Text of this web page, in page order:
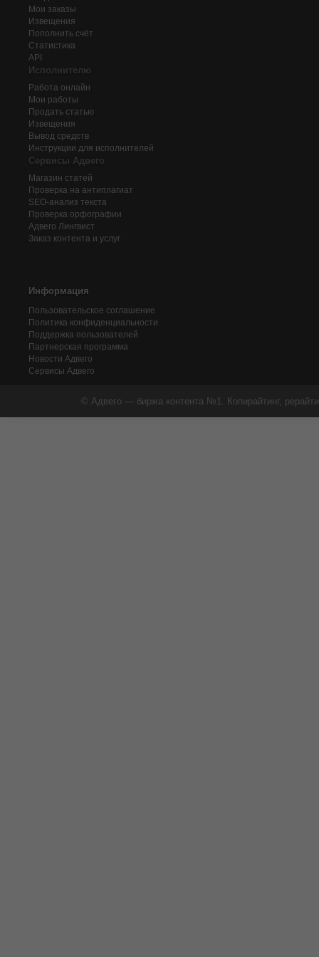
Мои заказы
Извещения
Пополнить счёт
Статистика
API
Исполнителю
Работа онлайн
Мои работы
Продать статью
Извещения
Вывод средств
Инструкции для исполнителей
Сервисы Адвего
Магазин статей
Проверка на антиплагиат
SEO-анализ текста
Проверка орфографии
Адвего Лингвист
Заказ контента и услуг
Информация
Пользовательское соглашение
Политика конфиденциальности
Поддержка пользователей
Партнерская программа
Новости Адвего
Сервисы Адвего
© Адвего — биржа контента №1. Копирайтинг,